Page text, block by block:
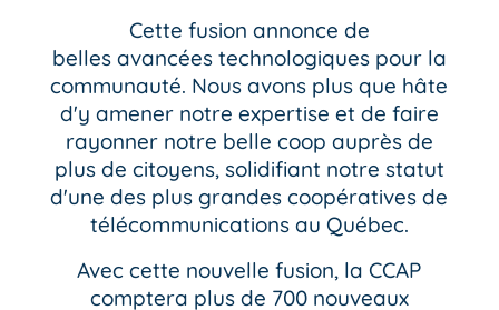
Cette fusion annonce de
belles avancées technologiques pour la
communauté. Nous avons plus que hâte
d'y amener notre expertise et de faire
rayonner notre belle coop auprès de
plus de citoyens, solidifiant notre statut
d'une des plus grandes coopératives de
télécommunications au Québec.
Avec cette nouvelle fusion, la CCAP
comptera plus de 700 nouveaux